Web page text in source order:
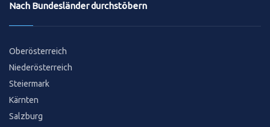
Nach Bundesländer durchstöbern
Oberösterreich
Niederösterreich
Steiermark
Kärnten
Salzburg